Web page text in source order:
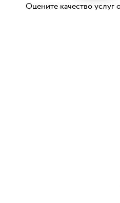
Оцените качество услуг